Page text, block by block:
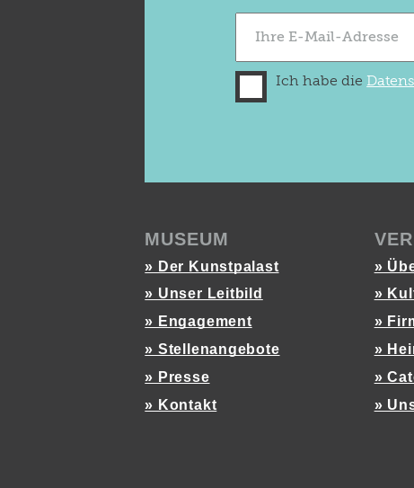
Ich habe die
MUSEUM
» Der Kunstpalast
» Unser Leitbild
» Engagement
» Stellenangebote
» Presse
» Kontakt
»
»
»
»
»
»